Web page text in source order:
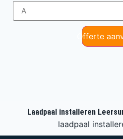
Offerte
Laadpaal installeren
laadpaal